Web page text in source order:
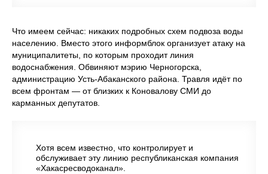
Что имеем сейчас: никаких подробных схем подвоза воды
населению. Вместо этого информблок организует атаку на
муниципалитеты, по которым проходит линия
водоснабжения. Обвиняют мэрию Черногорска,
администрацию Усть-Абаканского района. Травля идёт по
всем фронтам — от близких к Коновалову СМИ до
карманных депутатов.
Хотя всем известно, что контролирует и
обслуживает эту линию республиканская компания
«Хакасресводоканал».